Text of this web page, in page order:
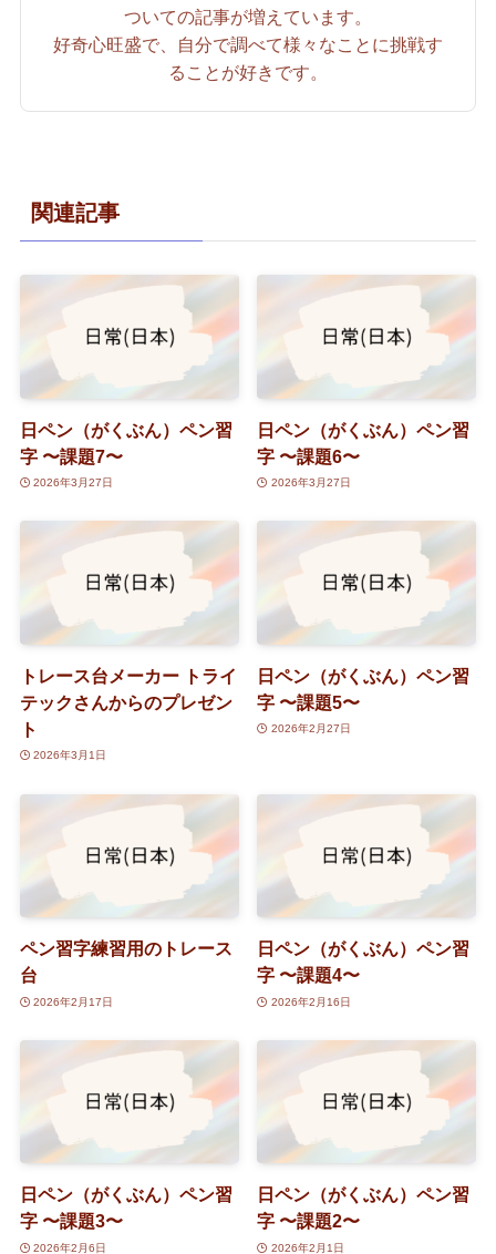
ついての記事が増えています。
好奇心旺盛で、自分で調べて様々なことに挑戦す
ることが好きです。
関連記事
日ペン（がくぶん）ペン習
字 〜課題7〜
2026年3月27日
日ペン（がくぶん）ペン習
字 〜課題6〜
2026年3月27日
トレース台メーカー トライ
テックさんからのプレゼン
ト
2026年3月1日
日ペン（がくぶん）ペン習
字 〜課題5〜
2026年2月27日
ペン習字練習用のトレース
台
2026年2月17日
日ペン（がくぶん）ペン習
字 〜課題4〜
2026年2月16日
日ペン（がくぶん）ペン習
字 〜課題3〜
2026年2月6日
日ペン（がくぶん）ペン習
字 〜課題2〜
2026年2月1日